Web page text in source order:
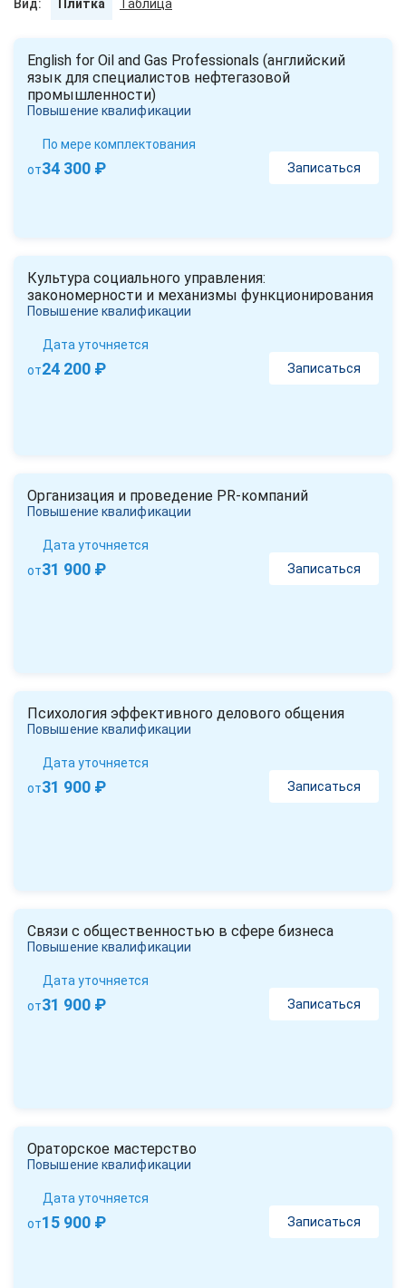
моделирование рабочих ситуаций с видеосъемкой и
подробным видеоанализом.
Вид: Плитка Таблица
English for Oil and Gas Professionals (английский
язык для специалистов нефтегазовой
промышленности)
Повышение квалификации
По мере комплектования
от34 300 ₽ Записаться
Культура социального управления:
закономерности и механизмы функционирования
Повышение квалификации
Дата уточняется
от24 200 ₽ Записаться
Организация и проведение PR-компаний
Повышение квалификации
Дата уточняется
от31 900 ₽ Записаться
Психология эффективного делового общения
Повышение квалификации
Дата уточняется
от31 900 ₽ Записаться
Связи с общественностью в сфере бизнеса
Повышение квалификации
Дата уточняется
от31 900 ₽ Записаться
Ораторское мастерство
Повышение квалификации
Дата уточняется
от15 900 ₽ Записаться